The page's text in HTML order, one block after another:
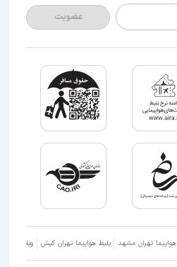
عضویت
هواپیما تهران مشهد بلیط هواپیما تهران کیش ویلا شمال